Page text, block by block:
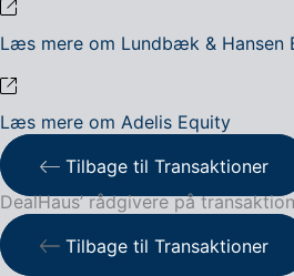
Læs mere om Lundbæk & Hansen
Læs mere om Adelis Equity
Tilbage til Transaktioner
DealHaus’ rådgivere på
Tilbage til Transaktioner